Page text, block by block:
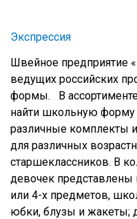
Экспрессия
Швейное предприятие
ведущих российских
формы. В
найти школьную форму
различные комплекты
для различных
старшеклассников. В
девочек
или 4-х предметов,
юбки, блузы и жакеты;